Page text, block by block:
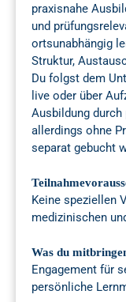
praxisnahe
und
ortsunabhängig
Struktur,
Du folgst dem
live oder über
Ausbildung durch
allerdings ohne
separat gebucht
Keine speziellen
medizinischen
Was du
Engagement für
persönliche